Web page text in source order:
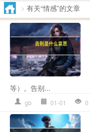
> 有关“情感”的文章
等）。告别...
gb 01-01 0